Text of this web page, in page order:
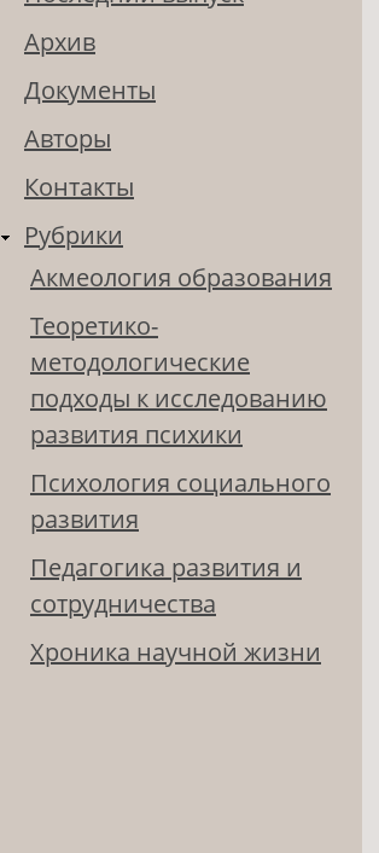
Архив
Документы
Авторы
Контакты
Рубрики
Акмеология образования
Теоретико-
методологические
подходы к исследованию
развития психики
Психология социального
развития
Педагогика развития и
сотрудничества
Хроника научной жизни